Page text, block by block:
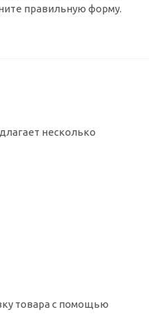
правильную форму.
несколько
товара с помощью